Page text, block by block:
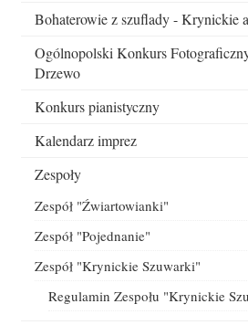
boczne
Bohaterowie z szuflady - Krynickie
Ogólnopolski Konkurs
Drzewo
Konkurs pianistyczny
Kalendarz imprez
Zespoły
Zespół "Źwiartowianki"
Zespół "Pojednanie"
Zespół "Krynickie Szuwarki"
Regulamin Zespołu "Krynickie